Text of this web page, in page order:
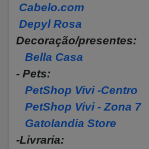
Cabelo.com
Depyl Rosa
Decoração/presentes:
Bella Casa
- Pets:
PetShop Vivi -Centro
PetShop Vivi - Zona 7
Gatolandia Store
-Livraria: